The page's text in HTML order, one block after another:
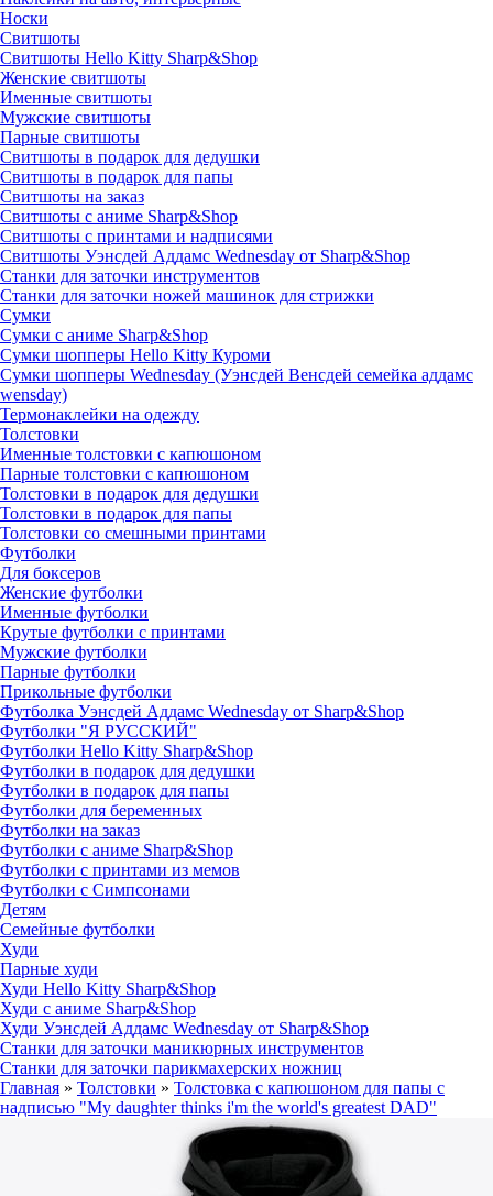
Носки
Свитшоты
Cвитшоты Hello Kitty Sharp&Shop
Женские свитшоты
Именные свитшоты
Мужские свитшоты
Парные свитшоты
Свитшоты в подарок для дедушки
Свитшоты в подарок для папы
Свитшоты на заказ
Свитшоты с аниме Sharp&Shop
Свитшоты с принтами и надписями
Свитшоты Уэнсдей Аддамс Wednesday от Sharp&Shop
Станки для заточки инструментов
Станки для заточки ножей машинок для стрижки
Сумки
Сумки с аниме Sharp&Shop
Сумки шопперы Hello Kitty Куроми
Сумки шопперы Wednesday (Уэнсдей Венсдей семейка аддамс
wensday)
Термонаклейки на одежду
Толстовки
Именные толстовки с капюшоном
Парные толстовки с капюшоном
Толстовки в подарок для дедушки
Толстовки в подарок для папы
Толстовки со смешными принтами
Футболки
Для боксеров
Женские футболки
Именные футболки
Крутые футболки с принтами
Мужские футболки
Парные футболки
Прикольные футболки
Футболка Уэнсдей Аддамс Wednesday от Sharp&Shop
Футболки "Я РУССКИЙ"
Футболки Hello Kitty Sharp&Shop
Футболки в подарок для дедушки
Футболки в подарок для папы
Футболки для беременных
Футболки на заказ
Футболки с аниме Sharp&Shop
Футболки с принтами из мемов
Футболки с Симпсонами
Детям
Семейные футболки
Худи
Парные худи
Худи Hello Kitty Sharp&Shop
Худи с аниме Sharp&Shop
Худи Уэнсдей Аддамс Wednesday от Sharp&Shop
Станки для заточки маникюрных инструментов
Станки для заточки парикмахерских ножниц
Главная » Толстовки » Толстовка с капюшоном для папы с
надписью "My daughter thinks i'm the world's greatest DAD"